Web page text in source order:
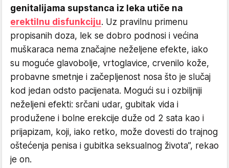
genitalijama supstanca iz leka utiče na
erektilnu disfunkciju. Uz pravilnu primenu
propisanih doza, lek se dobro podnosi i većina
muškaraca nema značajne neželjene efekte, iako
su moguće glavobolje, vrtoglavice, crvenilo kože,
probavne smetnje i začepljenost nosa što je slučaj
kod jedan odsto pacijenata. Mogući su i ozbiljniji
neželjeni efekti: srčani udar, gubitak vida i
produžene i bolne erekcije duže od 2 sata kao i
prijapizam, koji, iako retko, može dovesti do trajnog
oštećenja penisa i gubitka seksualnog života”, rekao
je on.